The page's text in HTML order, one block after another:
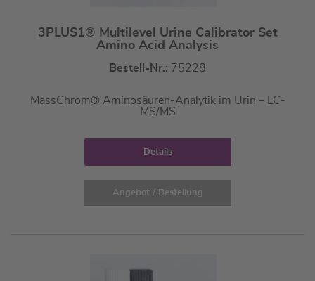
3PLUS1® Multilevel Urine Calibrator Set
Amino Acid Analysis
Bestell-Nr.: 75228
MassChrom® Aminosäuren-Analytik im Urin – LC-
MS/MS
Details
Angebot / Bestellung